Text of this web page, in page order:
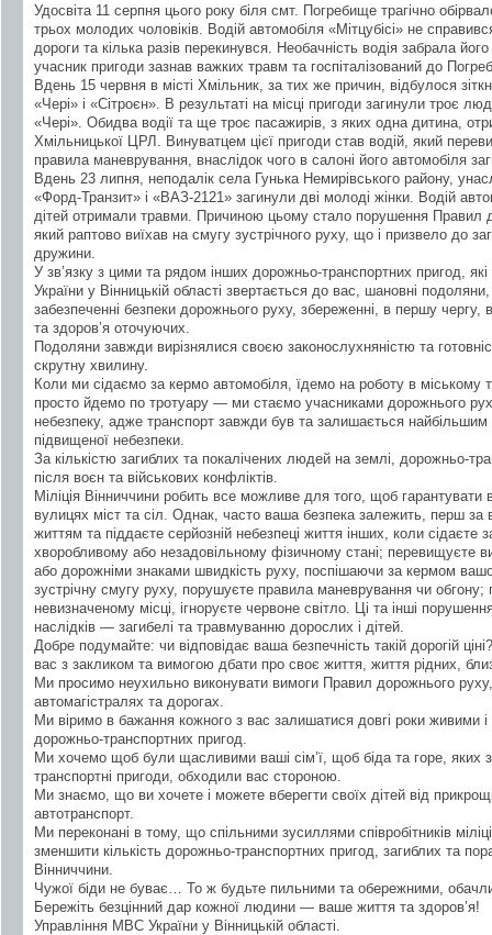
Удосвіта 11 серпня цього року біля смт. Погребище трагічно
трьох молодих чоловіків. Водій автомобіля «Мітцубісі» не
дороги та кілька разів перекинувся. Необачність водія забрала
учасник пригоди зазнав важких травм та госпіталізований до
Вдень 15 червня в місті Хмільник, за тих же причин, відбулося
«Чері» і «Сітроєн». В результаті на місці пригоди загинули троє
«Чері». Обидва водії та ще троє пасажирів, з яких одна дитина,
Хмільницької ЦРЛ. Винуватцем цієї пригоди став водій, який
правила маневрування, внаслідок чого в салоні його автомобіля
Вдень 23 липня, неподалік села Гунька Немирівського району,
«Форд-Транзит» і «ВАЗ-2121» загинули дві молоді жінки. Водій
дітей отримали травми. Причиною цьому стало порушення Правил
який раптово виїхав на смугу зустрічного руху, що і призвело до
дружини.
У зв’язку з цими та рядом інших дорожньо-транспортних пригод,
України у Вінницькій області звертається до вас, шановні
забезпеченні безпеки дорожнього руху, збереженні, в першу
та здоров’я оточуючих.
Подоляни завжди вирізнялися своєю законослухняністю та
скрутну хвилину.
Коли ми сідаємо за кермо автомобіля, їдемо на роботу в міському
просто йдемо по тротуару — ми стаємо учасниками дорожнього
небезпеку, адже транспорт завжди був та залишається
підвищеної небезпеки.
За кількістю загиблих та покалічених людей на землі, дорожньо-
після воєн та військових конфліктів.
Міліція Вінниччини робить все можливе для того, щоб гарантувати
вулицях міст та сіл. Однак, часто ваша безпека залежить, перш за
життям та піддаєте серйозній небезпеці життя інших, коли
хворобливому або незадовільному фізичному стані; перевищуєте
або дорожніми знаками швидкість руху, поспішаючи за кермом
зустрічну смугу руху, порушуєте правила маневрування чи обгону;
невизначеному місці, ігноруєте червоне світло. Ці та інші
наслідків — загибелі та травмуванню дорослих і дітей.
Добре подумайте: чи відповідає ваша безпечність такій дорогій
вас з закликом та вимогою дбати про своє життя, життя рідних,
Ми просимо неухильно виконувати вимоги Правил дорожнього
автомагістралях та дорогах.
Ми віримо в бажання кожного з вас залишатися довгі роки живими
дорожньо-транспортних пригод.
Ми хочемо щоб були щасливими ваші сім’ї, щоб біда та горе,
транспортні пригоди, обходили вас стороною.
Ми знаємо, що ви хочете і можете вберегти своїх дітей від
автотранспорт.
Ми переконані в тому, що спільними зусиллями співробітників
зменшити кількість дорожньо-транспортних пригод, загиблих та
Вінниччини.
Чужої біди не буває… То ж будьте пильними та обережними,
Бережіть безцінний дар кожної людини — ваше життя та здоров’я!
Управління МВС України у Вінницькій області.